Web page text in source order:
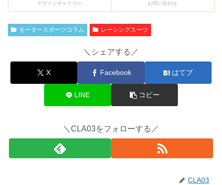
デザインギャラリー お問い合わせ
モータースポーツコラム レーシングスーツ
＼シェアする／
X Facebook はてブ
LINE コピー
＼CLA03をフォローする／
CLA03